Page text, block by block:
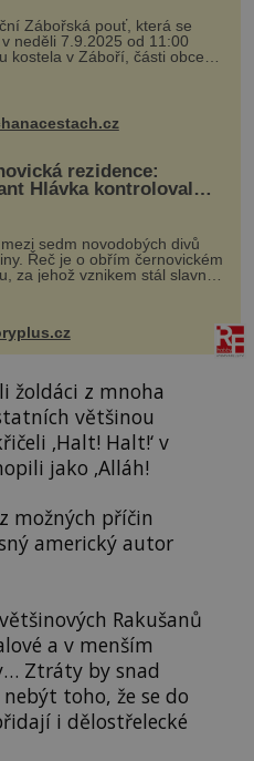
Zábořská pouť, která se
neděli 7.9.2025 od 11:00
kostela v Záboří, části obce
V programu naleznete
prohlídku kostela,
rezidence:
Hlávka kontroloval
sedm novodobých divů
Řeč je o obřím černovickém
za jehož vznikem stál slavný
architekt Josef Hlávka. Ten si
dal mimořádně záležet. Jeho
žoldáci z mnoha
většinou
‚Halt! Halt!‘ v
jako ‚Alláh!
možných příčin
americký autor
Rakušanů
a v menším
Ztráty by snad
toho, že se do
i dělostřelecké